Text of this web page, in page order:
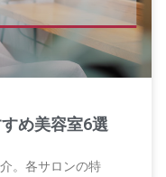
め美容室6選
。各サロンの特